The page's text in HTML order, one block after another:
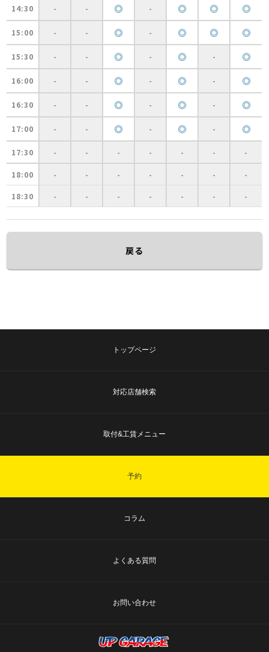
14:30 - - ◎ - ◎ ◎ ◎
15:00 - - ◎ - ◎ ◎ ◎
15:30 - - ◎ - ◎ - ◎
16:00 - - ◎ - ◎ - ◎
16:30 - - ◎ - ◎ - ◎
17:00 - - ◎ - ◎ - ◎
17:30 - - - - - - -
18:00 - - - - - - -
18:30 - - - - - - -
戻る
トップページ
対応店舗検索
取付&工賃メニュー
予約
コラム
よくある質問
お問い合わせ